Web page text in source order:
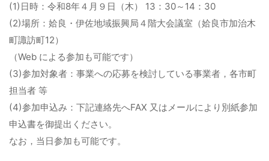
(1)日時：令和8年４月９日（木） 13：30～14：30
(2)場所：姶良・伊佐地域振興局４階大会議室（姶良市加治木
町諏訪町12）
（Web による参加も可能です）
(3)参加対象者：事業への応募を検討している事業者，各市町
担当者 等
(4)参加申込み：下記連絡先へFAX 又はメールにより別紙参加
申込書を御提出ください。
なお，当日参加も可能です。